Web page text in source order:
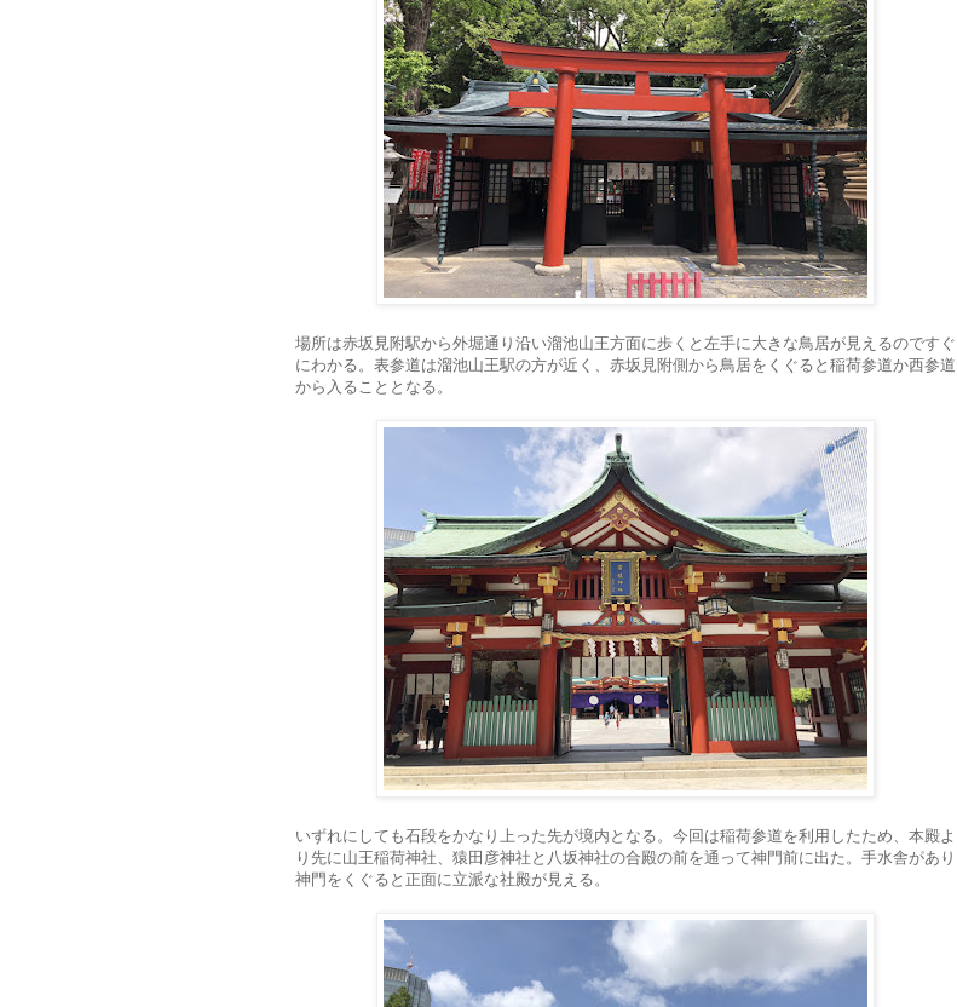
場所は赤坂見附駅から外堀通り沿い溜池山王方面に歩くと左手に大きな鳥居が見えるのですぐ
にわかる。表参道は溜池山王駅の方が近く、赤坂見附側から鳥居をくぐると稲荷参道か西参道
から入ることとなる。
いずれにしても石段をかなり上った先が境内となる。今回は稲荷参道を利用したため、本殿よ
り先に山王稲荷神社、猿田彦神社と八坂神社の合殿の前を通って神門前に出た。手水舎があり
神門をくぐると正面に立派な社殿が見える。